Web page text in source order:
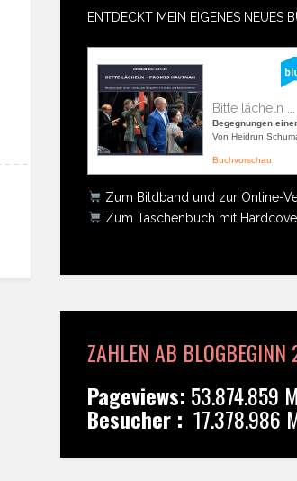
ENTDECKT MEIN EIGENES NEUES
Bitte lächeln ...
Begegnungen einer
Von Heidrun
Buchvorschau
Zum Bildband und zur Online-
Zum Taschenbuch mit
ZAHLEN AB BLOGBEGINN
Pageviews: 53.874.859
Besucher : 17.378.986